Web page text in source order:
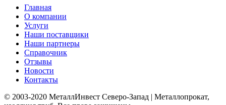
Главная
О компании
Услуги
Наши поставщики
Наши партнеры
Справочник
Отзывы
Новости
Контакты
© 2003-2020 МеталлИнвест Северо-Запад | Металлопрокат,